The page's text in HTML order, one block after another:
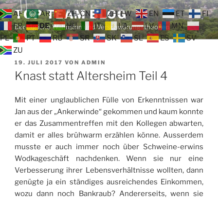
Zum
Inhalt
springen
TOP TEAM BLOG
Der tägliche Wahnsinn und Verschwörungstheorien
VERÖFFENTLICHT
AM
19. JULI 2017 VON ADMIN
Knast statt Altersheim Teil 4
Mit einer unglaublichen Fülle von Erkenntnissen war
Jan aus der „Ankerwinde“ gekommen und kaum konnte
er das Zusammentreffen mit den Kollegen abwarten,
damit er alles brühwarm erzählen könne. Ausserdem
musste er auch immer noch über Schweine-erwins
Wodkageschäft nachdenken. Wenn sie nur eine
Verbesserung ihrer Lebensverhältnisse wollten, dann
genügte ja ein ständiges ausreichendes Einkommen,
wozu dann noch Bankraub? Andererseits, wenn sie
AF AR ZH-CN ZH-TW EN ET
FI
FR
DE HU IT LA LV
MN
PL
PT RU SR SK SL ES
SV
ZU